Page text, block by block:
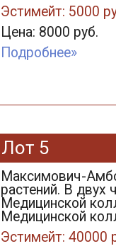
Эстимейт: 5000
Цена: 8000 руб.
Подробнее»
Лот 5
Максимович-
растений. В двух
Медицинской
Медицинской
Эстимейт: 40000